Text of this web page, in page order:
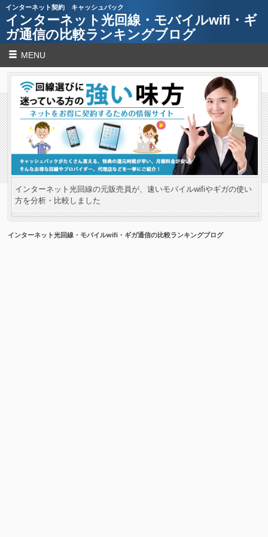
インターネット契約 キャッシュバック
インターネット光回線・モバイルwifi・ギ
ガ通信の比較ランキングブログ
MENU
インターネット光回線の元販売員が、速いモバイルwifiやギガの使い
方を分析・比較しました
インターネット光回線・モバイルwifi・ギガ通信の比較ランキングブログ